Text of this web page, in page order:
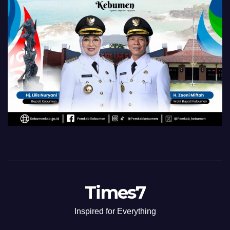
Times7
Inspired for Everything